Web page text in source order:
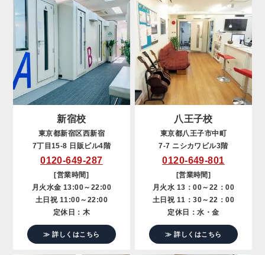
新宿校
東京都新宿区西新宿
7丁目15-8 日販ビル4階
0120-649-287
[営業時間]
月火水金 13:00～22:00
土日祝 11:00～22:00
定休日：木
≫ 詳しくはこちら
八王子校
東京都八王子市中町
7-7 ニシカワビル3階
0120-649-801
[営業時間]
月火水 13：00～22：00
土日祝 11：30～22：00
定休日：水・金
≫ 詳しくはこちら